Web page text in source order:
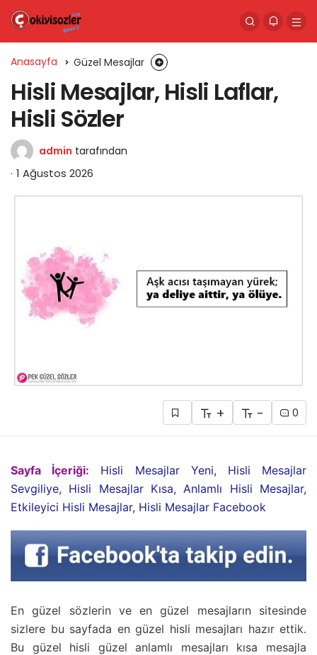
Anasayfa Güzel Mesajlar
Hisli Mesajlar, Hisli Laflar,
Hisli Sözler
admin tarafından
1 Ağustos 2026
+ - 0
Sayfa İçeriği:
Hisli Mesajlar Yeni, Hisli Mesajlar
Sevgiliye, Hisli Mesajlar Kısa, Anlamlı Hisli Mesajlar,
Etkileyici Hisli Mesajlar, Hisli Mesajlar Facebook
En güzel sözlerin ve en güzel mesajların sitesinde
sizlere bu sayfada en güzel hisli mesajları hazır ettik.
Bu güzel hisli güzel anlamlı mesajları kısa mesajla